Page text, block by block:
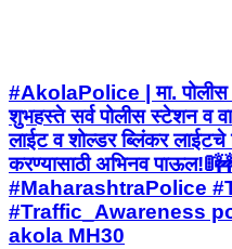
#AkolaPolice | मा. पोलीस
शुभहस्ते सर्व पोलीस स्टेशन व
लाईट व शोल्डर ब्लिंकर
करण्यासाठी अभिनव
#MaharashtraPolice
#Traffic_Awareness
akola MH30